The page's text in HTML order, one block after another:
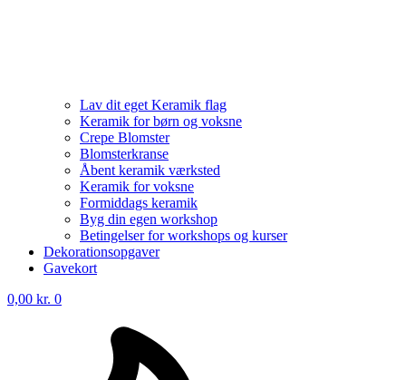
Lav dit eget Keramik flag
Keramik for børn og voksne
Crepe Blomster
Blomsterkranse
Åbent keramik værksted
Keramik for voksne
Formiddags keramik
Byg din egen workshop
Betingelser for workshops og kurser
Dekorationsopgaver
Gavekort
0,00 kr. 0